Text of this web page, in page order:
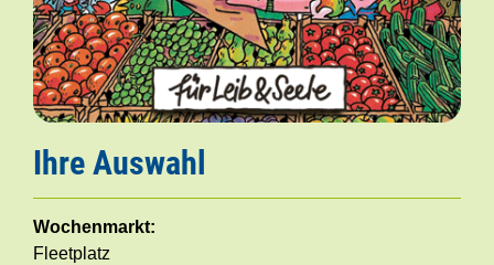
Ihre Auswahl
Wochenmarkt:
Fleetplatz